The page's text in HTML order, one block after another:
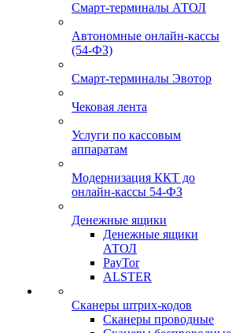
Смарт-терминалы АТОЛ
Автономные онлайн-кассы
(54-ФЗ)
Смарт-терминалы Эвотор
Чековая лента
Услуги по кассовым
аппаратам
Модернизация ККТ до
онлайн-кассы 54-ФЗ
Денежные ящики
Денежные ящики
АТОЛ
PayTor
ALSTER
Сканеры штрих-кодов
Сканеры проводные